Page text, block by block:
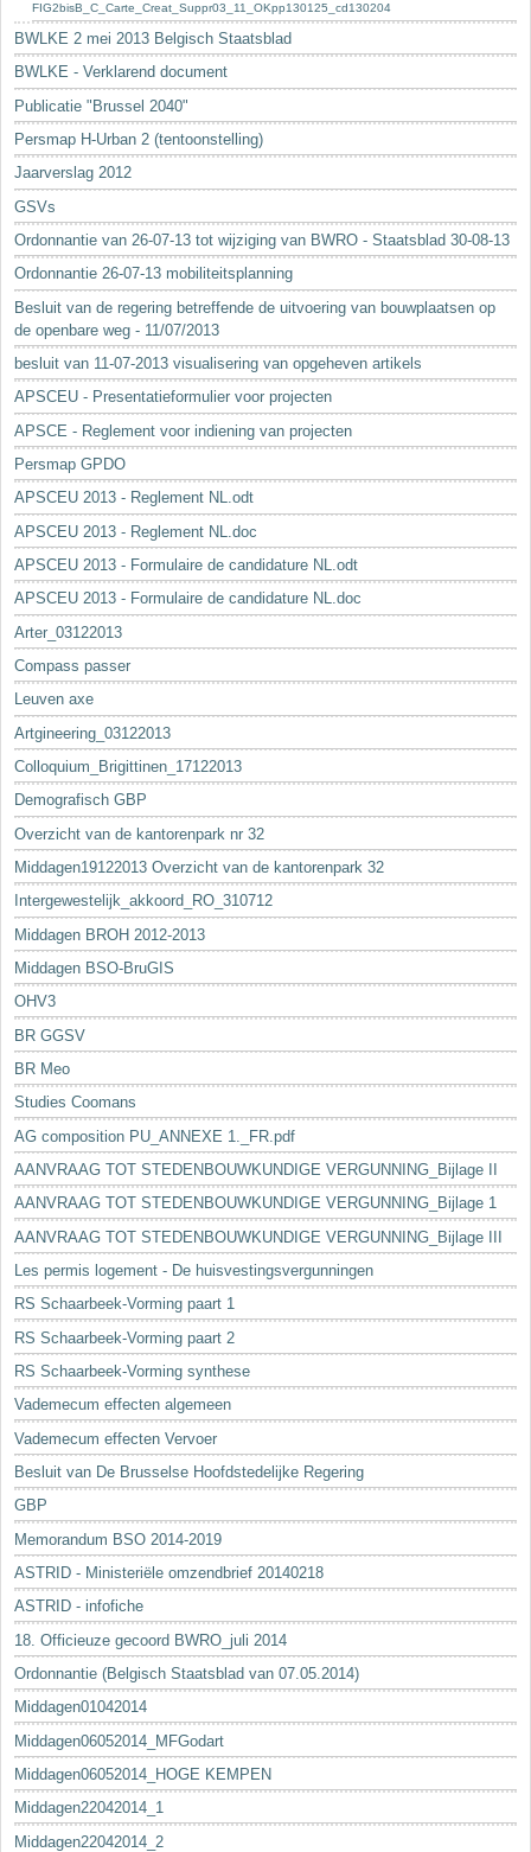
FIG2bisB_C_Carte_Creat_Suppr03_11_OKpp130125_cd130204
BWLKE 2 mei 2013 Belgisch Staatsblad
BWLKE - Verklarend document
Publicatie "Brussel 2040"
Persmap H-Urban 2 (tentoonstelling)
Jaarverslag 2012
GSVs
Ordonnantie van 26-07-13 tot wijziging van BWRO - Staatsblad 30-08-13
Ordonnantie 26-07-13 mobiliteitsplanning
Besluit van de regering betreffende de uitvoering van bouwplaatsen op
de openbare weg - 11/07/2013
besluit van 11-07-2013 visualisering van opgeheven artikels
APSCEU - Presentatieformulier voor projecten
APSCE - Reglement voor indiening van projecten
Persmap GPDO
APSCEU 2013 - Reglement NL.odt
APSCEU 2013 - Reglement NL.doc
APSCEU 2013 - Formulaire de candidature NL.odt
APSCEU 2013 - Formulaire de candidature NL.doc
Arter_03122013
Compass passer
Leuven axe
Artgineering_03122013
Colloquium_Brigittinen_17122013
Demografisch GBP
Overzicht van de kantorenpark nr 32
Middagen19122013 Overzicht van de kantorenpark 32
Intergewestelijk_akkoord_RO_310712
Middagen BROH 2012-2013
Middagen BSO-BruGIS
OHV3
BR GGSV
BR Meo
Studies Coomans
AG composition PU_ANNEXE 1._FR.pdf
AANVRAAG TOT STEDENBOUWKUNDIGE VERGUNNING_Bijlage II
AANVRAAG TOT STEDENBOUWKUNDIGE VERGUNNING_Bijlage 1
AANVRAAG TOT STEDENBOUWKUNDIGE VERGUNNING_Bijlage III
Les permis logement - De huisvestingsvergunningen
RS Schaarbeek-Vorming paart 1
RS Schaarbeek-Vorming paart 2
RS Schaarbeek-Vorming synthese
Vademecum effecten algemeen
Vademecum effecten Vervoer
Besluit van De Brusselse Hoofdstedelijke Regering
GBP
Memorandum BSO 2014-2019
ASTRID - Ministeriële omzendbrief 20140218
ASTRID - infofiche
18. Officieuze gecoord BWRO_juli 2014
Ordonnantie (Belgisch Staatsblad van 07.05.2014)
Middagen01042014
Middagen06052014_MFGodart
Middagen06052014_HOGE KEMPEN
Middagen22042014_1
Middagen22042014_2